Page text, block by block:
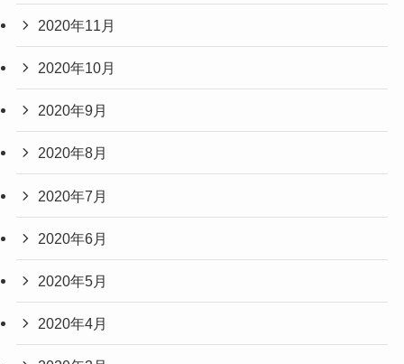
2020年11月
2020年10月
2020年9月
2020年8月
2020年7月
2020年6月
2020年5月
2020年4月